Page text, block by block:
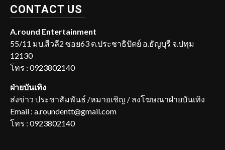
CONTACT US
A.round Entertainment
55/11 มบ.สีวลี2 ซอย63 ต.ประชาธิปัตย์ อ.ธัญบุรี จ.ปทุม
12130
โทร : 0923802140
ฝ่ายบันเทิง
ส่งข่าว ประชาสัมพันธ์ /หมายเชิญ / ลงโฆษณาฝ่ายบันเทิง
Email : a.roundentt@gmail.com
โทร : 0923802140